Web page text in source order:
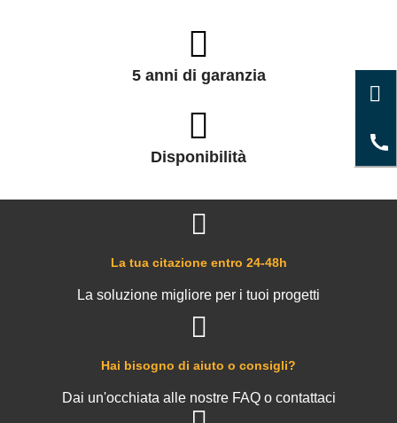
5 anni di garanzia
Disponibilità
Hai bisogno di aiuto o consigli?
Dai un'occhiata alle nostre FAQ o contattaci
La tua citazione entro 24-48h
La soluzione migliore per i tuoi progetti